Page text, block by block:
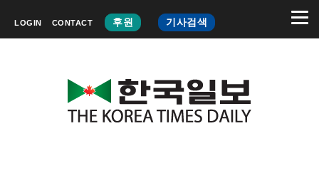
LOGIN CONTACT 후원 기사검색